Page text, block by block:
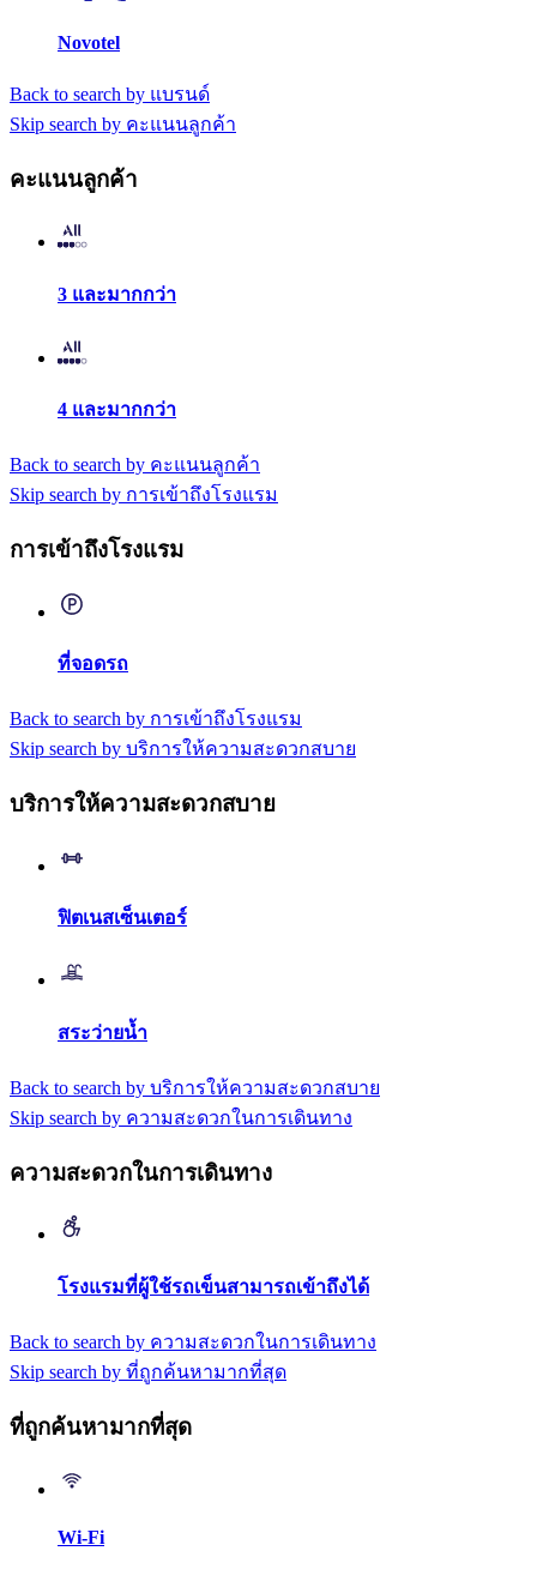
Novotel
Back to search by แบรนด์
Skip search by คะแนนลูกค้า
คะแนนลูกค้า
3 และมากกว่า
4 และมากกว่า
Back to search by คะแนนลูกค้า
Skip search by การเข้าถึงโรงแรม
การเข้าถึงโรงแรม
ที่จอดรถ
Back to search by การเข้าถึงโรงแรม
Skip search by บริการให้ความสะดวกสบาย
บริการให้ความสะดวกสบาย
ฟิตเนสเซ็นเตอร์
สระว่ายน้ำ
Back to search by บริการให้ความสะดวกสบาย
Skip search by ความสะดวกในการเดินทาง
ความสะดวกในการเดินทาง
โรงแรมที่ผู้ใช้รถเข็นสามารถเข้าถึงได้
Back to search by ความสะดวกในการเดินทาง
Skip search by ที่ถูกค้นหามากที่สุด
ที่ถูกค้นหามากที่สุด
Wi-Fi